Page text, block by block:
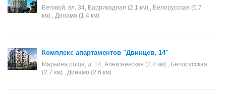
Беговой, вл. 34, Баррикадная (2.1 км) , Белорусская (0.7
км) , Динамо (1.4 км)
Комплекс апартаментов "Двинцев, 14"
Марьина роща, д. 14, Алексеевская (2.8 км) , Белорусская
(2.7 км) , Динамо (2.6 км)